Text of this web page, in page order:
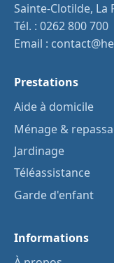
Sainte-Clotilde, La
Tél. : 0262 800 700
Email :
Prestations
Aide à domicile
Ménage &
Jardinage
Téléassistance
Garde d'enfant
Informations